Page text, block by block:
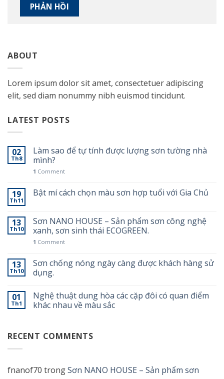
ABOUT
Lorem ipsum dolor sit amet, consectetuer adipiscing
elit, sed diam nonummy nibh euismod tincidunt.
LATEST POSTS
02
Th8
Làm sao để tự tính được lượng sơn tường nhà
mình?
1 Comment
19
Th11
Bật mí cách chọn màu sơn hợp tuổi với Gia Chủ
13
Th10
Sơn NANO HOUSE – Sản phẩm sơn công nghệ
xanh, sơn sinh thái ECOGREEN.
1 Comment
13
Th10
Sơn chống nóng ngày càng được khách hàng sử
dụng.
01
Th1
Nghệ thuật dung hòa các cặp đôi có quan điểm
khác nhau về màu sắc
RECENT COMMENTS
fnanof70 trongSơn NANO HOUSE – Sản phẩm sơn